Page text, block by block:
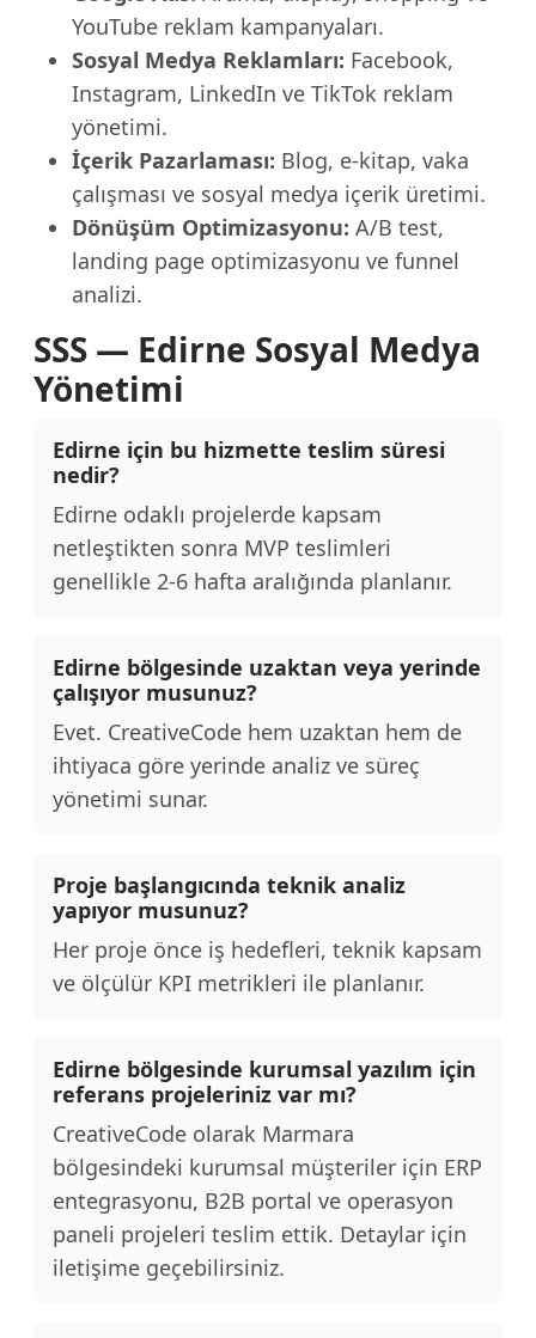
YouTube reklam kampanyaları.
Sosyal Medya Reklamları: Facebook,
Instagram, LinkedIn ve TikTok reklam
yönetimi.
İçerik Pazarlaması: Blog, e-kitap, vaka
çalışması ve sosyal medya içerik üretimi.
Dönüşüm Optimizasyonu: A/B test,
landing page optimizasyonu ve funnel
analizi.
SSS — Edirne Sosyal Medya
Yönetimi
Edirne için bu hizmette teslim süresi
nedir?
Edirne odaklı projelerde kapsam
netleştikten sonra MVP teslimleri
genellikle 2-6 hafta aralığında planlanır.
Edirne bölgesinde uzaktan veya yerinde
çalışıyor musunuz?
Evet. CreativeCode hem uzaktan hem de
ihtiyaca göre yerinde analiz ve süreç
yönetimi sunar.
Proje başlangıcında teknik analiz
yapıyor musunuz?
Her proje önce iş hedefleri, teknik kapsam
ve ölçülür KPI metrikleri ile planlanır.
Edirne bölgesinde kurumsal yazılım için
referans projeleriniz var mı?
CreativeCode olarak Marmara
bölgesindeki kurumsal müşteriler için ERP
entegrasyonu, B2B portal ve operasyon
paneli projeleri teslim ettik. Detaylar için
iletişime geçebilirsiniz.